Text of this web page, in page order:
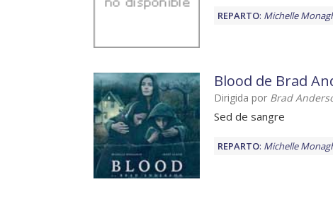
REPARTO: Michelle
Blood de Brad
Dirigida por Brad
Sed de sangre
REPARTO: Michelle